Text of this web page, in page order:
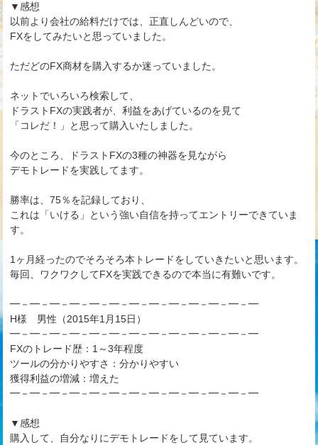
▼感想
以前より会社の給料だけでは、正直しんどいので、
FXをしてみたいと思っていました。
ただどのFX商材を購入するか迷っていました。
ネットでいろいろ検索して、
ドラストFXの実践者が、利益をあげているのを見て
「コレだ！」と思って購入いたしました。
今のところ、ドラストFXの3種の神器を見ながら
デモトレードを実践してます。
勝率は、75％を記録しており、
これは「いける」という強い自信を持ってエントリーできていま
す。
1ヶ月経ったのでそろそろ本トレードをしていきたいと思います。
毎回、ワクワクしてFXを実践できるので本当に有難いです。
━－━－━－━－━－━－━－━－━－━－━－━－━
H様 男性（2015年1月15日）
━－━－━－━－━－━－━－━－━－━－━－━－━
FXのトレード歴：1～3年程度
ツールの分かりやすさ：分かりやすい
獲得利益の増減：増えた
━－━－━－━－━－━－━－━－━－━－━－━－━
▼感想
購入して、自分なりにデモトレードをして見ています。